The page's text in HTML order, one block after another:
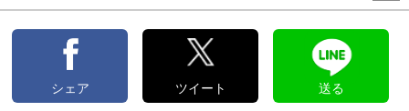
シェア ツイート 送る